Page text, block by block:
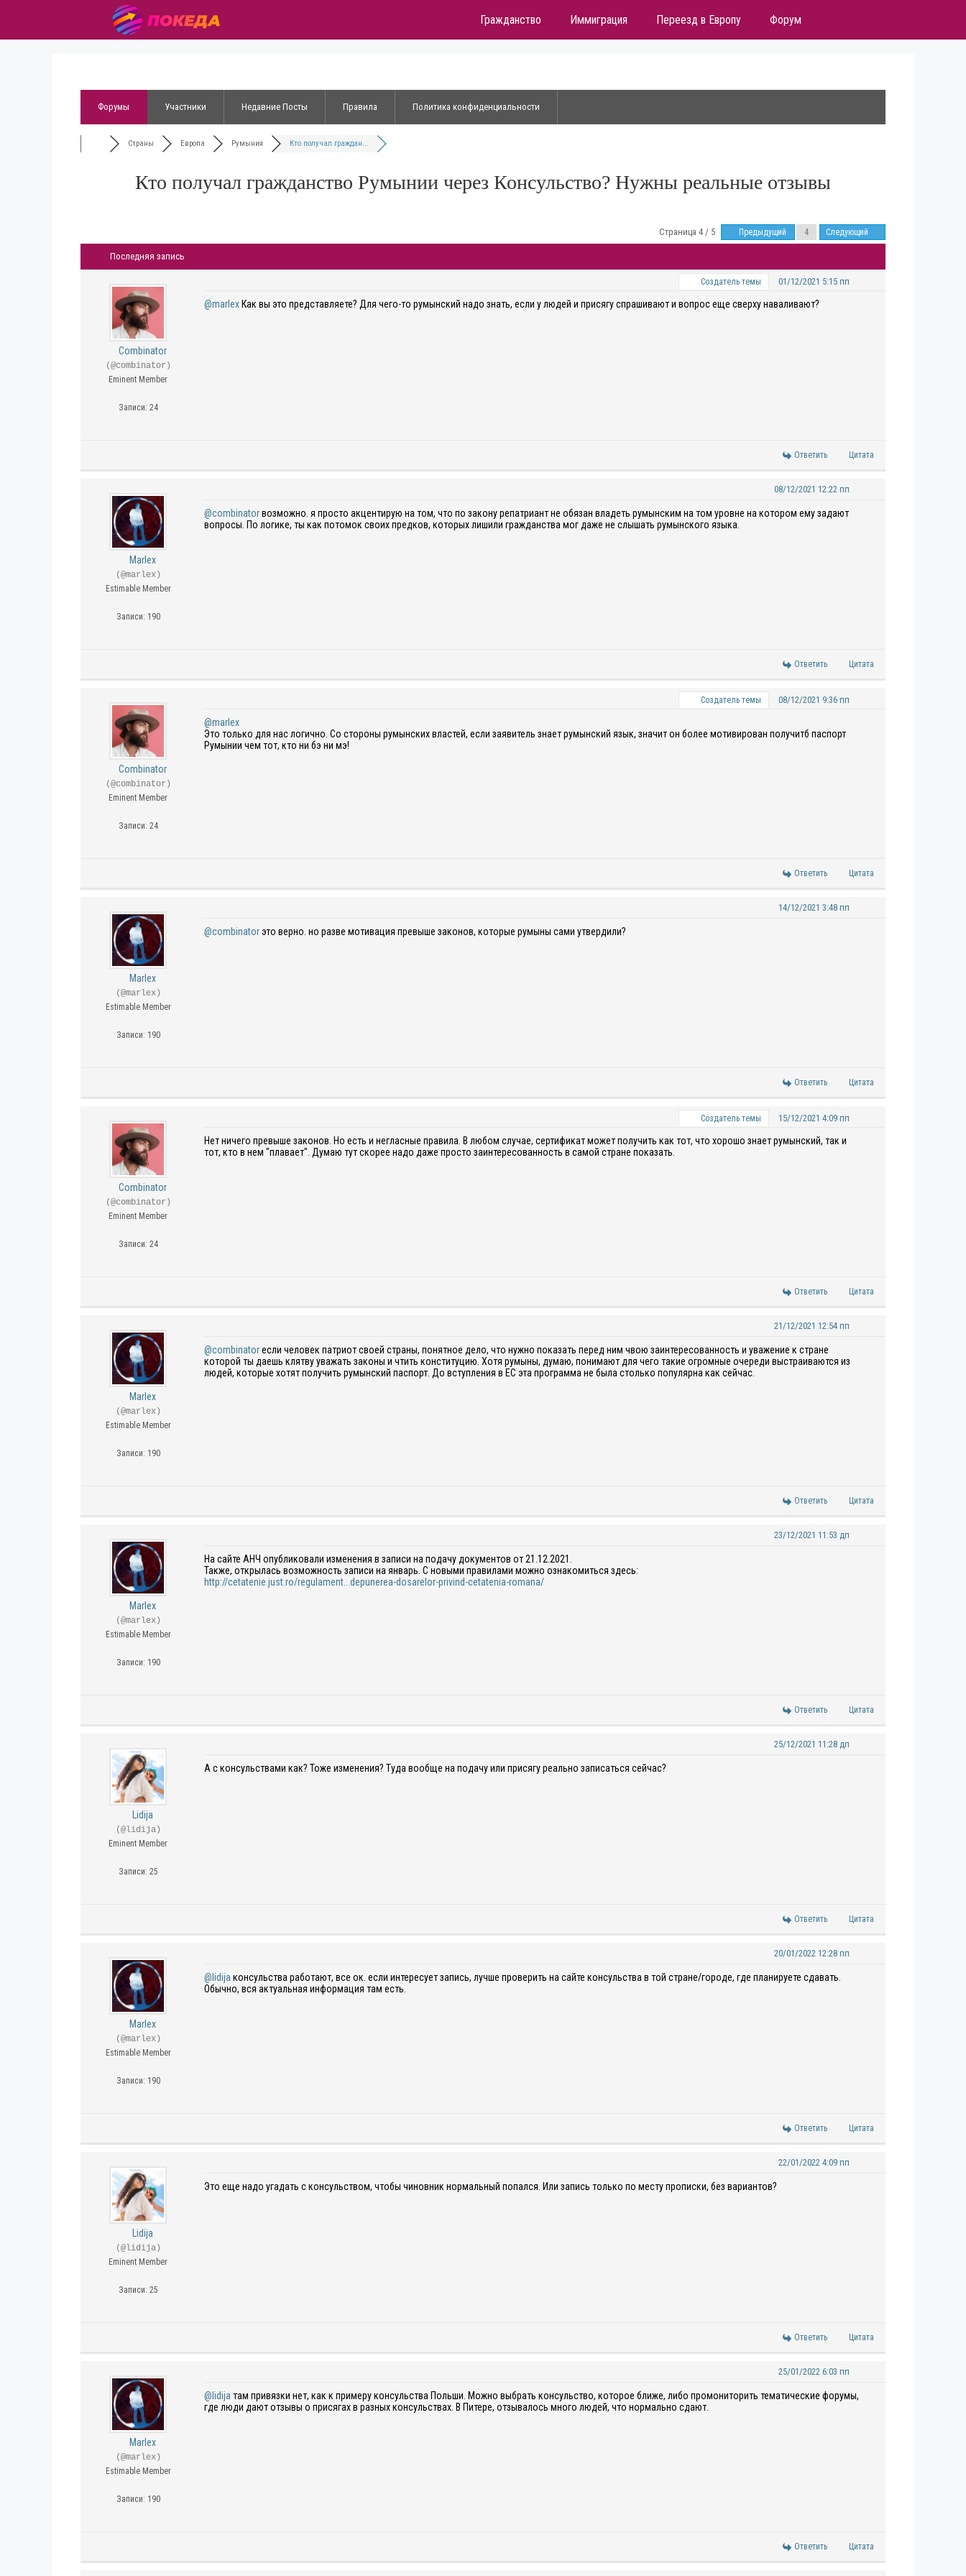
Гражданство Иммиграция Переезд в Европу Форум
Форумы Участники Недавние Посты Правила Политика конфиденциальности
Страны Европа Румыния Кто получал граждан...
Кто получал гражданство Румынии через Консульство? Нужны реальные отзывы
Страница 4 / 5 Предыдущий Следующий
Последняя запись
Combinator
(@combinator)
Eminent Member
Записи: 24
Создатель темы 01/12/2021 5:15 пп
@marlex Как вы это представляете? Для чего-то румынский надо знать, если у людей и присягу спрашивают и вопрос еще сверху наваливают?
Ответить Цитата
Marlex
(@marlex)
Estimable Member
Записи: 190
08/12/2021 12:22 пп
@combinatorвозможно. я просто акцентирую на том, что по закону репатриант не обязан владеть румынским на том уровне на котором ему задают
вопросы. По логике, ты как потомок своих предков, которых лишили гражданства мог даже не слышать румынского языка.
Ответить Цитата
Combinator
(@combinator)
Eminent Member
Записи: 24
Создатель темы 08/12/2021 9:36 пп
@marlex
Это только для нас логично. Со стороны румынских властей, если заявитель знает румынский язык, значит он более мотивирован получитб паспорт
Румынии чем тот, кто ни бэ ни мэ!
Ответить Цитата
Marlex
(@marlex)
Estimable Member
Записи: 190
14/12/2021 3:48 пп
@combinatorэто верно. но разве мотивация превыше законов, которые румыны сами утвердили?
Ответить Цитата
Combinator
(@combinator)
Eminent Member
Записи: 24
Создатель темы 15/12/2021 4:09 пп
Нет ничего превыше законов. Но есть и негласные правила. В любом случае, сертификат может получить как тот, что хорошо знает румынский, так и
тот, кто в нем "плавает". Думаю тут скорее надо даже просто заинтересованность в самой стране показать.
Ответить Цитата
Marlex
(@marlex)
Estimable Member
Записи: 190
21/12/2021 12:54 пп
@combinatorесли человек патриот своей страны, понятное дело, что нужно показать перед ним чвою заинтересованность и уважение к стране
которой ты даешь клятву уважать законы и чтить конституцию. Хотя румыны, думаю, понимают для чего такие огромные очереди выстраиваются из
людей, которые хотят получить румынский паспорт. До вступления в ЕС эта программа не была столько популярна как сейчас.
Ответить Цитата
Marlex
(@marlex)
Estimable Member
Записи: 190
23/12/2021 11:53 дп
На сайте АНЧ опубликовали изменения в записи на подачу документов от 21.12.2021.
Также, открылась возможность записи на январь. С новыми правилами можно ознакомиться здесь:
http://cetatenie.just.ro/regulament...depunerea-dosarelor-privind-cetatenia-romana/
Ответить Цитата
Lidija
(@lidija)
Eminent Member
Записи: 25
25/12/2021 11:28 дп
А с консульствами как? Тоже изменения? Туда вообще на подачу или присягу реально записаться сейчас?
Ответить Цитата
Marlex
(@marlex)
Estimable Member
Записи: 190
20/01/2022 12:28 пп
@lidija консульства работают, все ок. если интересует запись, лучше проверить на сайте консульства в той стране/городе, где планируете сдавать.
Обычно, вся актуальная информация там есть.
Ответить Цитата
Lidija
(@lidija)
Eminent Member
Записи: 25
22/01/2022 4:09 пп
Это еще надо угадать с консульством, чтобы чиновник нормальный попался. Или запись только по месту прописки, без вариантов?
Ответить Цитата
Marlex
(@marlex)
Estimable Member
Записи: 190
25/01/2022 6:03 пп
@lidija там привязки нет, как к примеру консульства Польши. Можно выбрать консульство, которое ближе, либо промониторить тематические форумы,
где люди дают отзывы о присягах в разных консульствах. В Питере, отзывалось много людей, что нормально сдают.
Ответить Цитата